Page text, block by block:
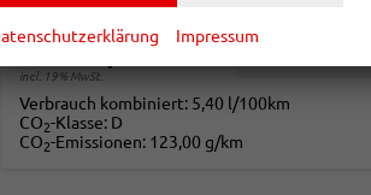
Kraftstoff Benzin
21.490,– €
incl. 19% MwSt.
Verbrauch kombiniert: 5,40 l/100km
CO2-Klasse: D
CO2-Emissionen: 123,00 g/km
Impressum